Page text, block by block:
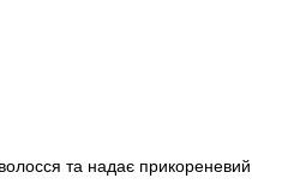
та надає прикореневий